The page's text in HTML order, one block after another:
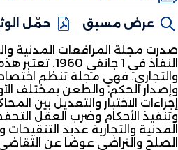
عرض مسبق
حمّل
النفاذ في 1
والتجاري. فهي مجلة تنظم
وإصدار الحكم، والطعن بمختلف
إجراءات الاختبار والتعديل بين
وتنفيذ الأحكام وضرب العقل
المدنية والتجارية عديد
الصلح والتراضي عوضا عن